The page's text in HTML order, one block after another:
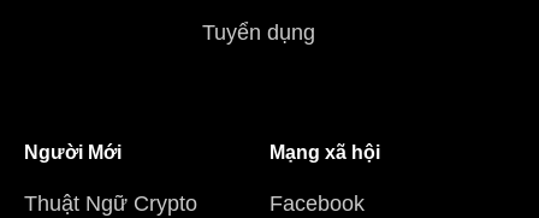
Tuyển dụng
Người Mới
Thuật Ngữ Crypto
Mạng xã hội
Facebook